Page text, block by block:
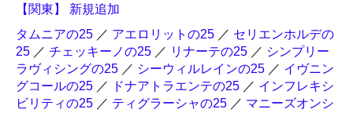
【関東】 新規追加
タムニアの25 ／ アエロリットの25 ／ セリエンホルデの
25 ／ チェッキーノの25 ／ リナーテの25 ／ シンプリー
ラヴィシングの25 ／ シーウィルレインの25 ／ イヴニン
グコールの25 ／ ドナアトラエンテの25 ／ インフレキシ
ビリティの25 ／ ティグラーシャの25 ／ マニーズオンシ